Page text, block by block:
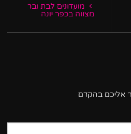
מועדונים לבת ובר
מצווה בכפר יונה
אליכם בהקדם